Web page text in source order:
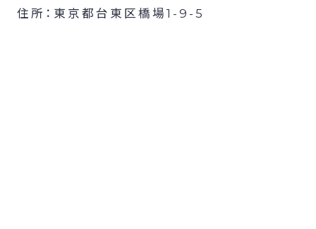
住所：東京都台東区橋場1-9-5